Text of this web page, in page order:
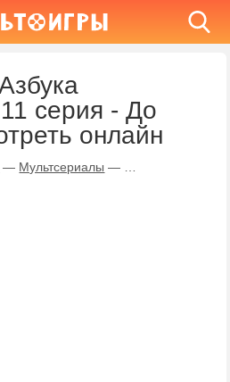
серия - До
онлайн
— Мультсериалы —